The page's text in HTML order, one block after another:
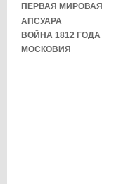
ПЕРВАЯ МИРОВАЯ
АПСУАРА
ВОЙНА 1812 ГОДА
МОСКОВИЯ